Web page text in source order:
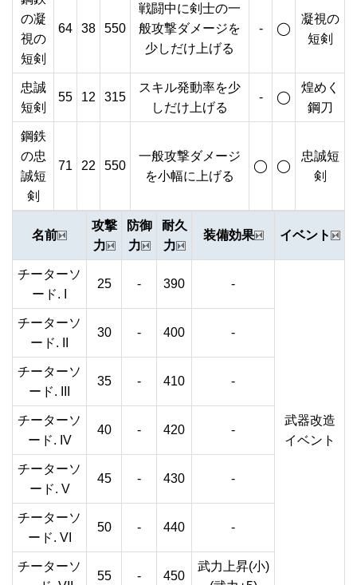
の凝
視の
短剣
64 38 550
戦闘中に剣士の一
般攻撃ダメージを
少しだけ上げる
- ◯
凝視の
短剣
忠誠
短剣
55 12 315
スキル発動率を少
しだけ上げる
- ◯
煌めく
鋼刀
鋼鉄
の忠
誠短
剣
71 22 550
一般攻撃ダメージ
を小幅に上げる
◯ ◯
忠誠短
剣
名前
攻撃
力
防御
力
耐久
力
装備効果 イベント
チーターソ
ード. I
25 - 390 -
武器改造
イベント
チーターソ
ード. II
30 - 400 -
チーターソ
ード. III
35 - 410 -
チーターソ
ード. IV
40 - 420 -
チーターソ
ード. V
45 - 430 -
チーターソ
ード. VI
50 - 440 -
チーターソ
55 - 450
武力上昇(小)